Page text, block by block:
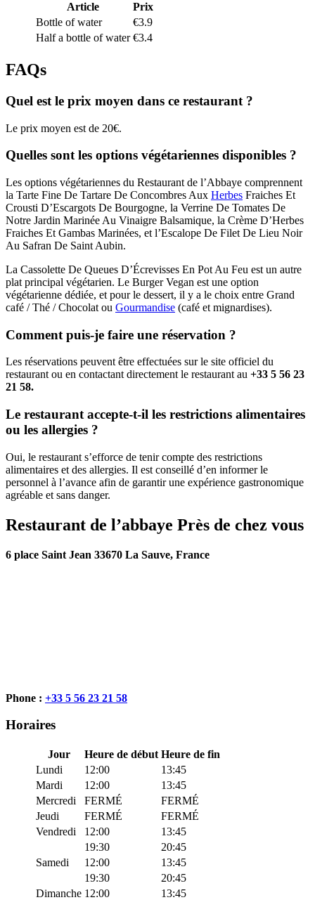
Article
Prix
Bottle of water
€3.9
Half a bottle of water €3.4
FAQs
Quel est le prix moyen dans ce restaurant ?
Le prix moyen est de 20€.
Quelles sont les options végétariennes disponibles ?
Les options végétariennes du Restaurant de l’Abbaye comprennent
la Tarte Fine De Tartare De Concombres Aux Herbes Fraiches Et
Crousti D’Escargots De Bourgogne, la Verrine De Tomates De
Notre Jardin Marinée Au Vinaigre Balsamique, la Crème D’Herbes
Fraiches Et Gambas Marinées, et l’Escalope De Filet De Lieu Noir
Au Safran De Saint Aubin.
La Cassolette De Queues D’Écrevisses En Pot Au Feu est un autre
plat principal végétarien. Le Burger Vegan est une option
végétarienne dédiée, et pour le dessert, il y a le choix entre Grand
café / Thé / Chocolat ou Gourmandise (café et mignardises).
Comment puis-je faire une réservation ?
Les réservations peuvent être effectuées sur le site officiel du
restaurant ou en contactant directement le restaurant au +33 5 56 23
21 58.
Le restaurant accepte-t-il les restrictions alimentaires
ou les allergies ?
Oui, le restaurant s’efforce de tenir compte des restrictions
alimentaires et des allergies. Il est conseillé d’en informer le
personnel à l’avance afin de garantir une expérience gastronomique
agréable et sans danger.
Restaurant de l’abbaye Près de chez vous
6 place Saint Jean 33670 La Sauve, France
Phone : +33 5 56 23 21 58
Horaires
Jour Heure de début Heure de fin
Lundi
12:00
13:45
Mardi
12:00
13:45
Mercredi
FERMÉ
FERMÉ
Jeudi
FERMÉ
FERMÉ
Vendredi
12:00
13:45
19:30
20:45
Samedi
12:00
13:45
19:30
20:45
Dimanche 12:00 13:45